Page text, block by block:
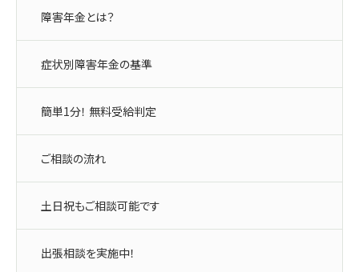
障害年金とは？
症状別障害年金の基準
簡単1分！ 無料受給判定
ご相談の流れ
土日祝もご相談可能です
出張相談を実施中！